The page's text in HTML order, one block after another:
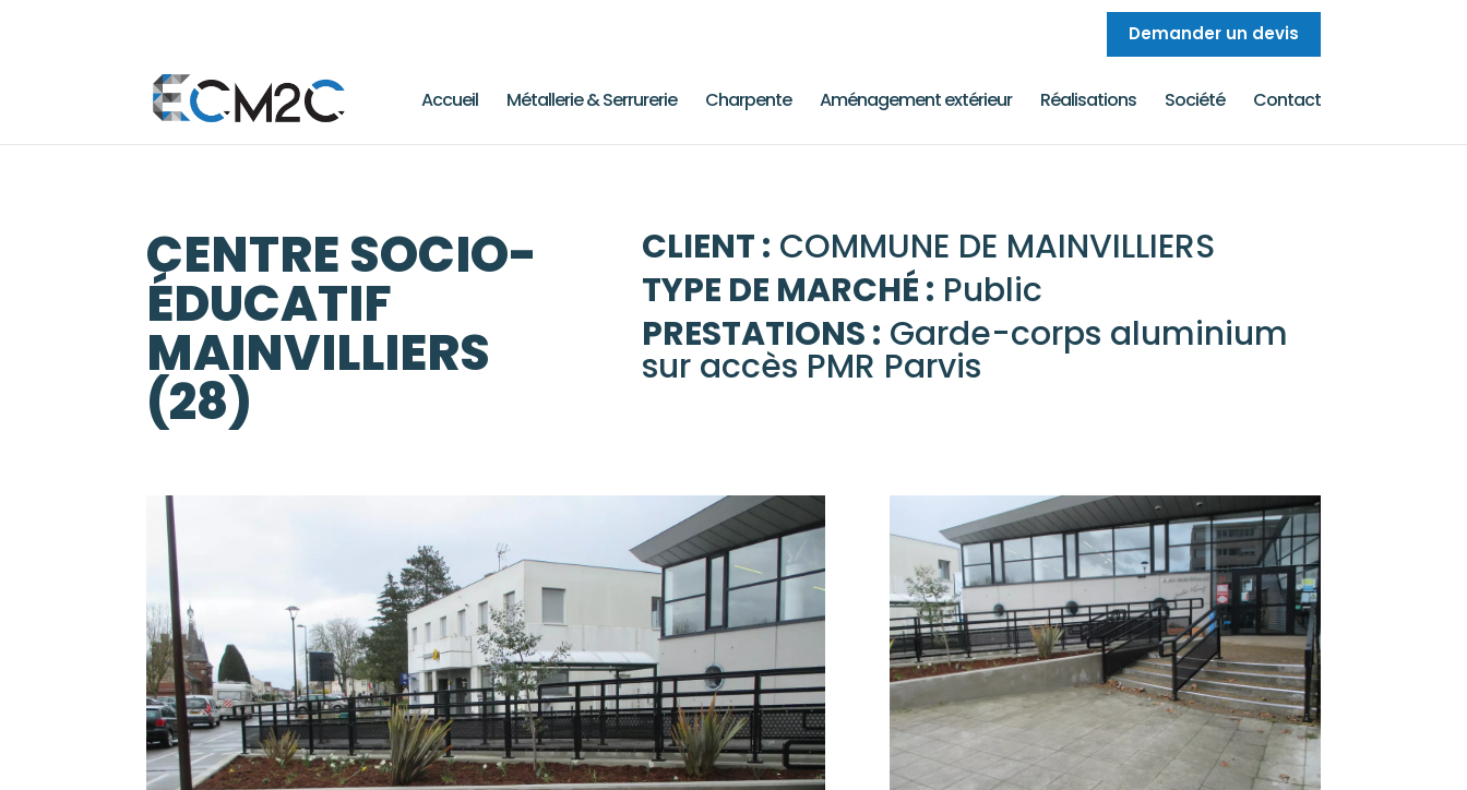
Demander un devis
Accueil Métallerie & Serrurerie Charpente Aménagement extérieur Réalisations Société Contact
CENTRE SOCIO-
ÉDUCATIF
MAINVILLIERS
(28)
CLIENT : COMMUNE DE MAINVILLIERS
TYPE DE MARCHÉ : Public
PRESTATIONS : Garde-corps aluminium
sur accès PMR Parvis